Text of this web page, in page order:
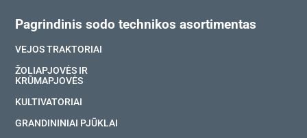
Pagrindinis sodo technikos asortimentas
VEJOS TRAKTORIAI
ŽOLIAPJOVĖS IR
KRŪMAPJOVĖS
KULTIVATORIAI
GRANDININIAI PJŪKLAI